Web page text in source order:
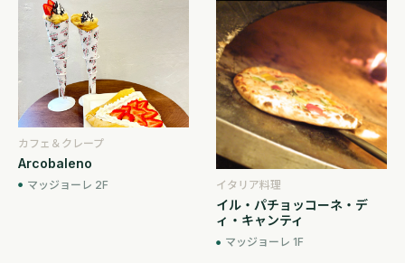
カフェ＆クレープ
Arcobaleno
マッジョーレ 2F イタリア料理
イル・パチョッコーネ・デ
ィ・キャンティ
マッジョーレ 1F